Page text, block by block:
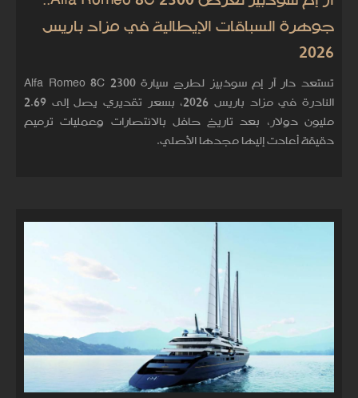
جوهرة السباقات الإيطالية في مزاد باريس
2026
تستعد دار آر إم سوذبيز لطرح سيارة Alfa Romeo 8C 2300
النادرة في مزاد باريس 2026، بسعر تقديري يصل إلى 2.69
مليون دولار، بعد تاريخ حافل بالانتصارات وعمليات ترميم
دقيقة أعادت إليها مجدها الأصلي.